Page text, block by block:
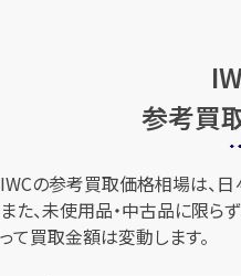
参考買
IWCの参考買取価格相場は、日
また、未使用品・中古品に限ら
って買取金額は変動します。